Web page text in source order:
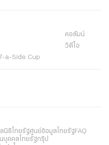
คอลัมน์
วิดีโอ
a-Side Cup
นิธิไทยรัฐศูนย์ข้อมูลไทยรัฐFAQ
บุคคลไทยรัฐกรุ๊ป